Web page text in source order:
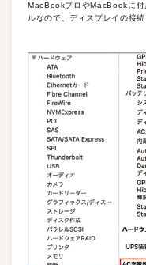
MacBookプロやMacBookに付
ルなので、ディスプレイの接続